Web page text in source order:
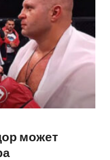
может